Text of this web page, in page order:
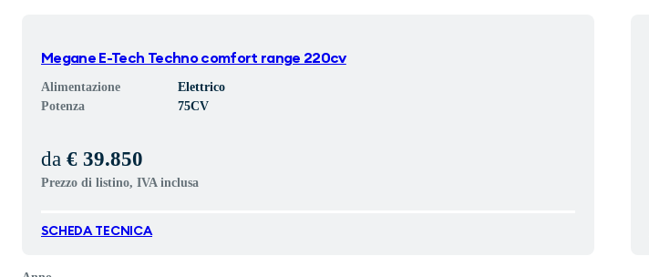
Megane E-Tech Techno comfort range 220cv
Alimentazione
Elettrico
Potenza
75CV
da € 39.850
Prezzo di listino, IVA inclusa
SCHEDA TECNICA